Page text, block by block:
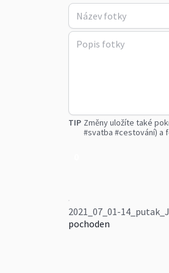
TIP Změny uložíte také
#svatba #cestování) a
2021_07_01-
pochoden